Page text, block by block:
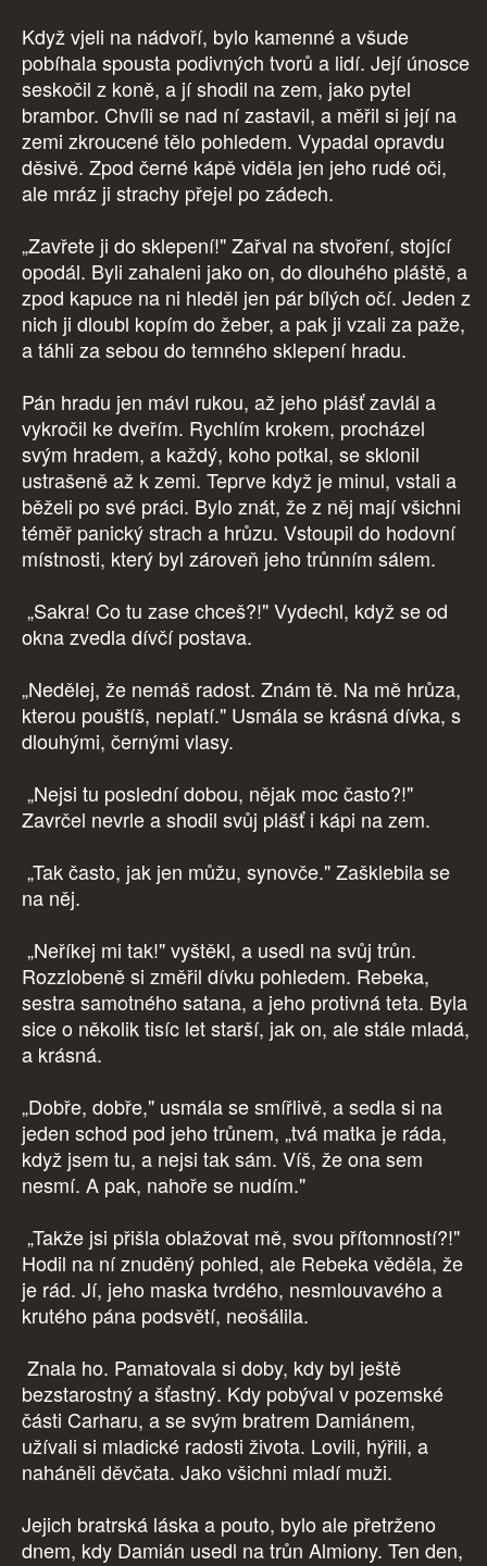
Když vjeli na nádvoří, bylo kamenné a všude
pobíhala spousta podivných tvorů a lidí. Její únosce
seskočil z koně, a jí shodil na zem, jako pytel
brambor. Chvíli se nad ní zastavil, a měřil si její na
zemi zkroucené tělo pohledem. Vypadal opravdu
děsivě. Zpod černé kápě viděla jen jeho rudé oči,
ale mráz ji strachy přejel po zádech.
„Zavřete ji do sklepení!" Zařval na stvoření, stojící
opodál. Byli zahaleni jako on, do dlouhého pláště, a
zpod kapuce na ni hleděl jen pár bílých očí. Jeden z
nich ji dloubl kopím do žeber, a pak ji vzali za paže,
a táhli za sebou do temného sklepení hradu.
Pán hradu jen mávl rukou, až jeho plášť zavlál a
vykročil ke dveřím. Rychlím krokem, procházel
svým hradem, a každý, koho potkal, se sklonil
ustrašeně až k zemi. Teprve když je minul, vstali a
běželi po své práci. Bylo znát, že z něj mají všichni
téměř panický strach a hrůzu. Vstoupil do hodovní
místnosti, který byl zároveň jeho trůnním sálem.
„Sakra! Co tu zase chceš?!" Vydechl, když se od
okna zvedla dívčí postava.
„Nedělej, že nemáš radost. Znám tě. Na mě hrůza,
kterou pouštíš, neplatí." Usmála se krásná dívka, s
dlouhými, černými vlasy.
„Nejsi tu poslední dobou, nějak moc často?!"
Zavrčel nevrle a shodil svůj plášť i kápi na zem.
„Tak často, jak jen můžu, synovče." Zašklebila se
na něj.
„Neříkej mi tak!" vyštěkl, a usedl na svůj trůn.
Rozzlobeně si změřil dívku pohledem. Rebeka,
sestra samotného satana, a jeho protivná teta. Byla
sice o několik tisíc let starší, jak on, ale stále mladá,
a krásná.
„Dobře, dobře," usmála se smířlivě, a sedla si na
jeden schod pod jeho trůnem, „tvá matka je ráda,
když jsem tu, a nejsi tak sám. Víš, že ona sem
nesmí. A pak, nahoře se nudím."
„Takže jsi přišla oblažovat mě, svou přítomností?!"
Hodil na ní znuděný pohled, ale Rebeka věděla, že
je rád. Jí, jeho maska tvrdého, nesmlouvavého a
krutého pána podsvětí, neošálila.
Znala ho. Pamatovala si doby, kdy byl ještě
bezstarostný a šťastný. Kdy pobýval v pozemské
části Carharu, a se svým bratrem Damiánem,
užívali si mladické radosti života. Lovili, hýřili, a
naháněli děvčata. Jako všichni mladí muži.
Jejich bratrská láska a pouto, bylo ale přetrženo
dnem, kdy Damián usedl na trůn Almiony. Ten den,